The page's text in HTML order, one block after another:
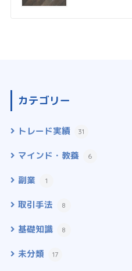
カテゴリー
トレード実績 31
マインド・教養 6
副業 1
取引手法 8
基礎知識 8
未分類 17